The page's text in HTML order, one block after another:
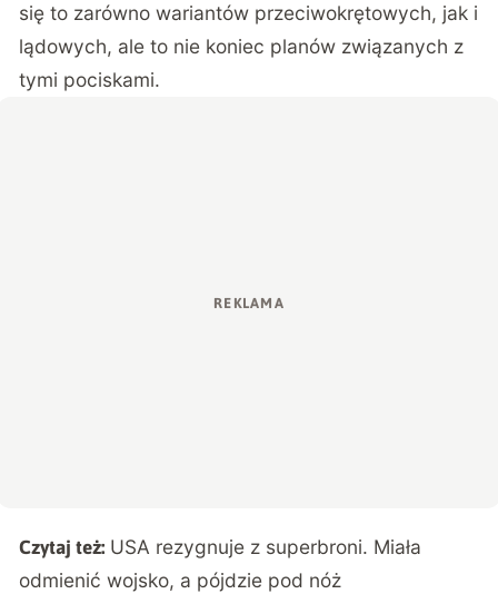
się to zarówno wariantów przeciwokrętowych, jak i
lądowych, ale to nie koniec planów związanych z
tymi pociskami.
Czytaj też: USA rezygnuje z superbroni. Miała
odmienić wojsko, a pójdzie pod nóż